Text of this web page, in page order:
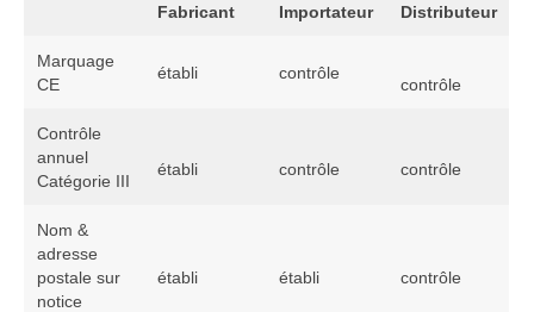
Fabricant Importateur Distributeur
Marquage
CE
établi contrôle
contrôle
Contrôle
annuel
Catégorie III
établi contrôle contrôle
Nom &
adresse
postale sur
notice
établi établi contrôle